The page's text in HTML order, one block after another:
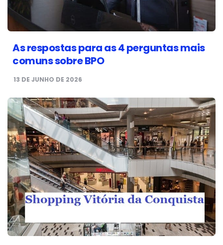
As respostas para as 4 perguntas mais
comuns sobre BPO
13 DE JUNHO DE 2026